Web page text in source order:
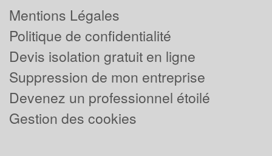
Mentions Légales
Politique de confidentialité
Devis isolation gratuit en ligne
Suppression de mon entreprise
Devenez un professionnel étoilé
Gestion des cookies